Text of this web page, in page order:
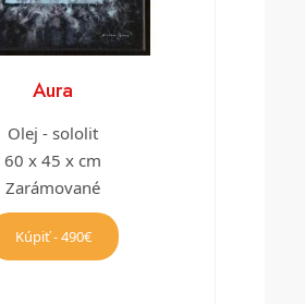
Aura
Olej - sololit
60 x 45 x cm
Zarámované
Kúpiť - 490€